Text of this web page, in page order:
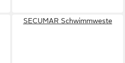
SECUMAR Schwimmweste